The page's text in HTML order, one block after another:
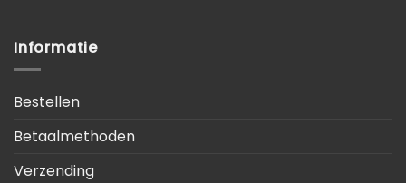
Informatie
Bestellen
Betaalmethoden
Verzending